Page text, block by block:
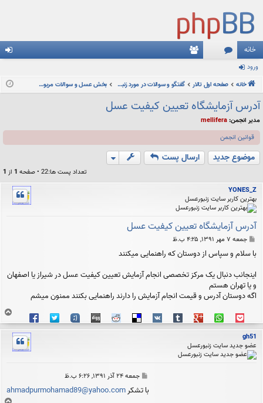
خانه
م
ن
ها
ضا
د
ورود
خانه
صفحه اول تالار گفتگو و سوالات در مورد زنبورعسل و زنبورداری بخش عسل و سوالات مربوط به عسل
آدرس آزمایشگاه تعیین کیفیت عسل
مدیر انجمن: mellifera
قوانین انجمن
موضوع جدید ارسال پست
تعداد پست ها:22 • صفحه 1 از 1
YONES_Z
بهترین کاربر سایت زنبورعسل
آدرس آزمایشگاه تعیین کیفیت عسل
پ
ت
جمعه ۷ مهر ۱۳۹۱, ۴:۲۵ ب.ظ
با سلام و سپاس از دوستان که راهنمایی میکنند
اینجانب دنبال یک مرکز تخصصی انجام آزمایش تعیین کیفیت عسل در شیراز یا اصفهان
و یا تهران هستم
اگه دوستان آدرس و قیمت انجام آزمایش را دارند راهنمایی بکنند ممنون میشم
ا
ل
gh51
عضو جدید سایت زنبورعسل
پ
ت
جمعه ۲۴ آذر ۱۳۹۱, ۶:۲۶ ب.ظ
با تشکرahmadpurmohamad89@yahoo.com